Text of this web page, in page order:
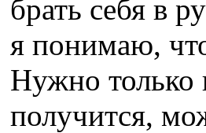
брать себя в
я понимаю,
Нужно только
получится,